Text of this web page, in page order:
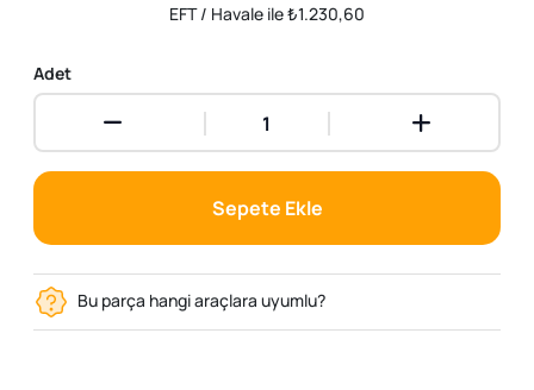
EFT / Havale ile ₺1.230,60
Adet
Sepete Ekle
Bu parça hangi araçlara uyumlu?